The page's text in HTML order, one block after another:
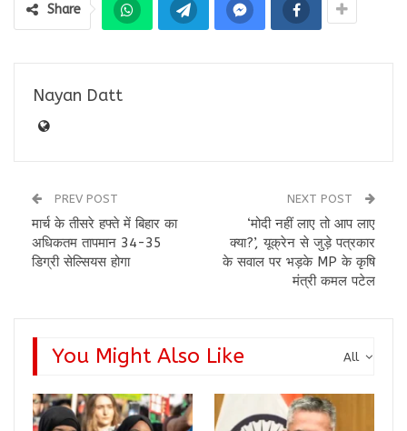
Share
Nayan Datt
PREV POST
मार्च के तीसरे हफ्ते में बिहार का
अधिकतम तापमान 34-35
डिग्री सेल्सियस होगा
NEXT POST
‘मोदी नहीं लाए तो आप लाए
क्या?’, यूक्रेन से जुड़े पत्रकार
के सवाल पर भड़के MP के कृषि
मंत्री कमल पटेल
All
You Might Also Like